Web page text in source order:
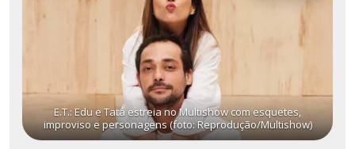
E.T.: Edu e Tatá estreia no Multishow com esquetes,
improviso e personagens (foto: Reprodução/Multishow)